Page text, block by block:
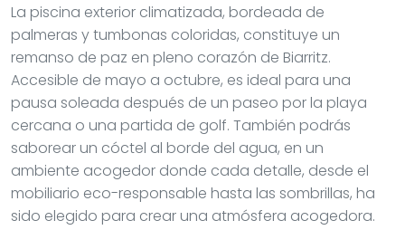
La piscina exterior climatizada, bordeada de
palmeras y tumbonas coloridas, constituye un
remanso de paz en pleno corazón de Biarritz.
Accesible de mayo a octubre, es ideal para una
pausa soleada después de un paseo por la playa
cercana o una partida de golf. También podrás
saborear un cóctel al borde del agua, en un
ambiente acogedor donde cada detalle, desde el
mobiliario eco-responsable hasta las sombrillas, ha
sido elegido para crear una atmósfera acogedora.